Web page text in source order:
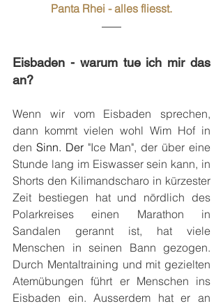
Panta Rhei - alles fliesst.
Eisbaden - warum tue ich mir das
an?
Wenn wir vom Eisbaden sprechen,
dann kommt vielen wohl Wim Hof in
den Sinn. Der "Ice Man", der über eine
Stunde lang im Eiswasser sein kann, in
Shorts den Kilimandscharo in kürzester
Zeit bestiegen hat und nördlich des
Polarkreises einen Marathon in
Sandalen gerannt ist, hat viele
Menschen in seinen Bann gezogen.
Durch Mentaltraining und mit gezielten
Atemübungen führt er Menschen ins
Eisbaden ein. Ausserdem hat er an